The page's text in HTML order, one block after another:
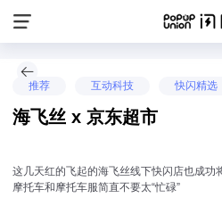
推荐 互动科技 快闪精选
海飞丝 x 京东超市
这几天红的飞起的海飞丝线下快闪店也成功
摩托车和摩托车服简直不要太“忙碌”